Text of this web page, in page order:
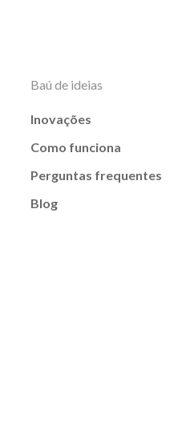
Baú de ideias
Inovações
Como funciona
Perguntas frequentes
Blog